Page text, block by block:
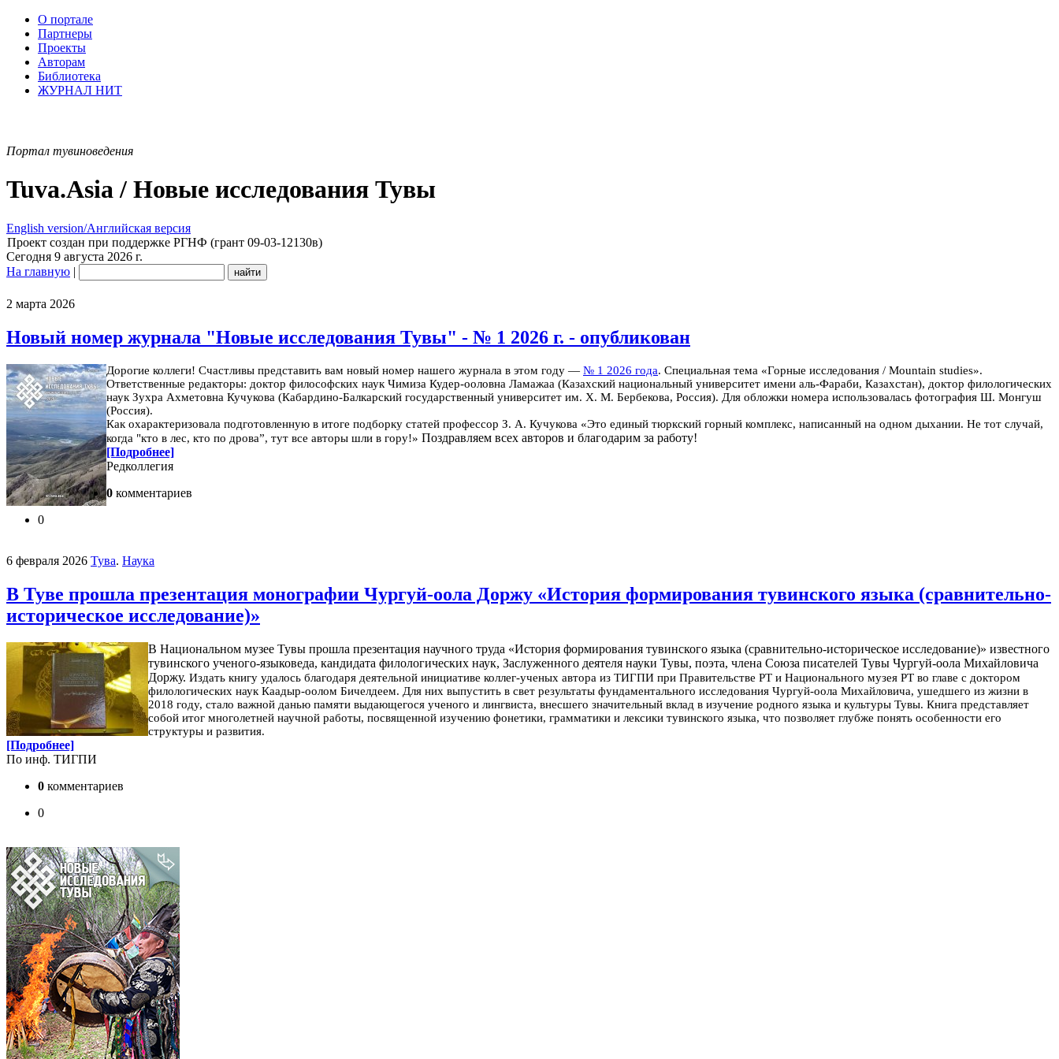
О портале
Партнеры
Проекты
Авторам
Библиотека
ЖУРНАЛ НИТ
Портал тувиноведения
Tuva.Asia / Новые исследования Тувы
English version/Английская версия
Проект создан при поддержке РГНФ (грант 09-03-12130в)
Сегодня 9 августа 2026 г.
На главную |
2 марта 2026
Новый номер журнала "Новые исследования Тувы" - № 1 2026 г. - опубликован
Дорогие коллеги! Счастливы представить вам новый номер нашего журнала в этом году — № 1 2026 года. Специальная тема «Горные исследования / Mountain studies».
Ответственные редакторы: доктор философских наук Чимиза Кудер-ооловна Ламажаа (Казахский национальный университет имени аль-Фараби, Казахстан), доктор филологических
наук Зухра Ахметовна Кучукова (Кабардино-Балкарский государственный университет им. Х. М. Бербекова, Россия). Для обложки номера использовалась фотография Ш. Монгуш
(Россия).
Как охарактеризовала подготовленную в итоге подборку статей профессор З. А. Кучукова «Это единый тюркский горный комплекс, написанный на одном дыхании. Не тот случай,
когда "кто в лес, кто по дрова”, тут все авторы шли в гору!» Поздравляем всех авторов и благодарим за работу!
[Подробнее]
Редколлегия
0 комментариев
0
6 февраля 2026 Тува. Наука
В Туве прошла презентация монографии Чургуй-оола Доржу «История формирования тувинского языка (сравнительно-
историческое исследование)»
В Национальном музее Тувы прошла презентация научного труда «История формирования тувинского языка (сравнительно-историческое исследование)» известного
тувинского ученого-языковеда, кандидата филологических наук, Заслуженного деятеля науки Тувы, поэта, члена Союза писателей Тувы Чургуй-оола Михайловича
Доржу. Издать книгу удалось благодаря деятельной инициативе коллег-ученых автора из ТИГПИ при Правительстве РТ и Национального музея РТ во главе с доктором
филологических наук Каадыр-оолом Бичелдеем. Для них выпустить в свет результаты фундаментального исследования Чургуй-оола Михайловича, ушедшего из жизни в
2018 году, стало важной данью памяти выдающегося ученого и лингвиста, внесшего значительный вклад в изучение родного языка и культуры Тувы. Книга представляет
собой итог многолетней научной работы, посвященной изучению фонетики, грамматики и лексики тувинского языка, что позволяет глубже понять особенности его
структуры и развития.
[Подробнее]
По инф. ТИГПИ
0 комментариев
0